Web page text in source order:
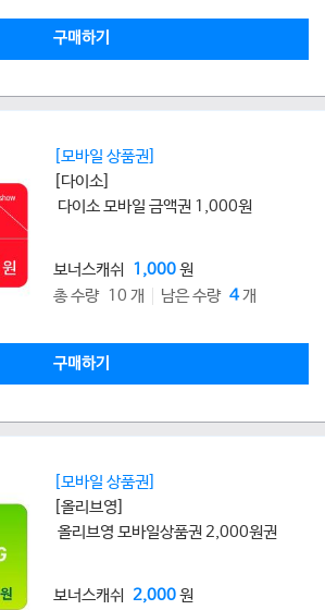
구매하기
[모바일 상품권]
[다이소]
다이소 모바일 금액권 1,000원
보너스캐쉬 1,000원
총 수량 10 개
남은 수량 4개
구매하기
[모바일 상품권]
[올리브영]
올리브영 모바일상품권 2,000원권
보너스캐쉬 2,000원